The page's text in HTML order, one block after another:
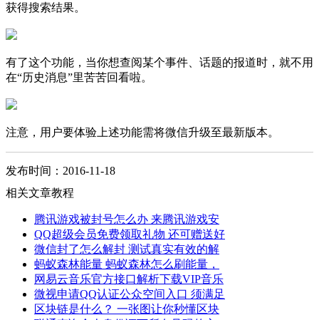
获得搜索结果。
有了这个功能，当你想查阅某个事件、话题的报道时，就不用
在“历史消息”里苦苦回看啦。
注意，用户要体验上述功能需将微信升级至最新版本。
发布时间：2016-11-18
相关文章教程
腾讯游戏被封号怎么办 来腾讯游戏安
QQ超级会员免费领取礼物 还可赠送好
微信封了怎么解封 测试真实有效的解
蚂蚁森林能量 蚂蚁森林怎么刷能量，
网易云音乐官方接口解析下载VIP音乐
微视申请QQ认证公众空间入口 须满足
区块链是什么？ 一张图让你秒懂区块